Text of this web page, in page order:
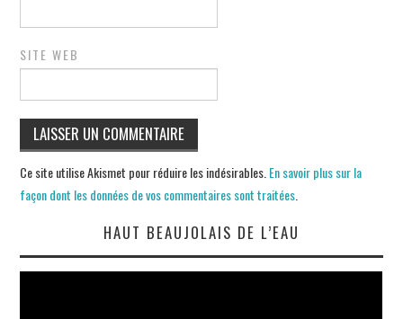
SITE WEB
Ce site utilise Akismet pour réduire les indésirables. En savoir plus sur la
façon dont les données de vos commentaires sont traitées
HAUT BEAUJOLAIS DE L’EAU